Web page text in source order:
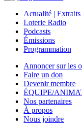
Actualité | Extraits
Loterie Radio
Podcasts
Émissions
Programmation
Annoncer sur les
Faire un don
Devenir membre
ÉQUIPE/
Nos partenaires
À propos
Nous joindre